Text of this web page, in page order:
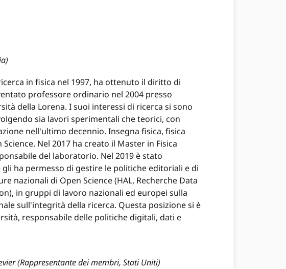
in fisica nel 1997, ha ottenuto il diritto di
professore ordinario nel 2004 presso
della Lorena. I suoi interessi di ricerca si sono
sia lavori sperimentali che teorici, con
nell'ultimo decennio. Insegna fisica, fisica
Nel 2017 ha creato il Master in Fisica
del laboratorio. Nel 2019 è stato
ha permesso di gestire le politiche editoriali e di
nazionali di Open Science (HAL, Recherche Data
in gruppi di lavoro nazionali ed europei sulla
sull'integrità della ricerca. Questa posizione si è
responsabile delle politiche digitali, dati e
(Rappresentante dei membri, Stati Uniti)